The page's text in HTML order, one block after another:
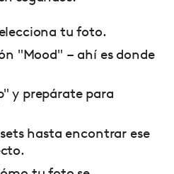
tu foto.
"Mood" – ahí es donde
y prepárate para
hasta encontrar ese